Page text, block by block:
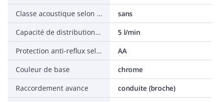
Classe acoustique selon norme EN ISO 3822
sans
Capacité de distribution maximale (à 300 kPa)
5 l/min
Protection anti-reflux selon EN 1717
AA
Couleur de base
chrome
Raccordement avance
conduite (broche)